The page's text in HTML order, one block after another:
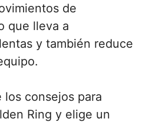
de
que lleva a
y también reduce
consejos para
Ring y elige un